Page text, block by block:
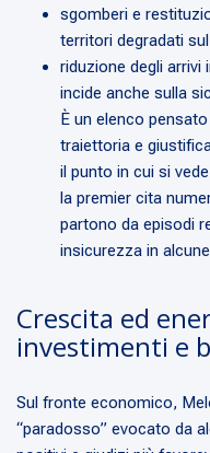
sgomberi e
territori degradati
riduzione degli
incide anche sulla
È un elenco
traiettoria e
il punto in cui si
la premier cita
partono da episodi
insicurezza in
Crescita ed
investimenti e
Sul fronte economico,
“paradosso” evocato da